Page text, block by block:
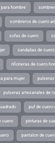
hombre
sombreros de cuero
sofas de cuero
sandalias de
riñoneras de cuero
para mujer pulseras
pulseras artesanales de
puf de cuero
cuero pinturas de
pantalon de